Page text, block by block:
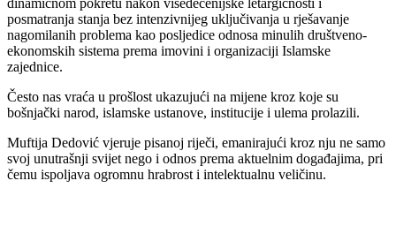
dinamičnom pokretu nakon višedecenijske letargičnosti i
posmatranja stanja bez intenzivnijeg uključivanja u rješavanje
nagomilanih problema kao posljedice odnosa minulih društveno-
ekonomskih sistema prema imovini i organizaciji Islamske
zajednice.
Često nas vraća u prošlost ukazujući na mijene kroz koje su
bošnjački narod, islamske ustanove, institucije i ulema prolazili.
Muftija Dedović vjeruje pisanoj riječi, emanirajući kroz nju ne samo
svoj unutrašnji svijet nego i odnos prema aktuelnim događajima, pri
čemu ispoljava ogromnu hrabrost i intelektualnu veličinu.